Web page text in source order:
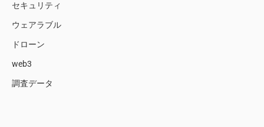
セキュリティ
ウェアラブル
ドローン
web3
調査データ